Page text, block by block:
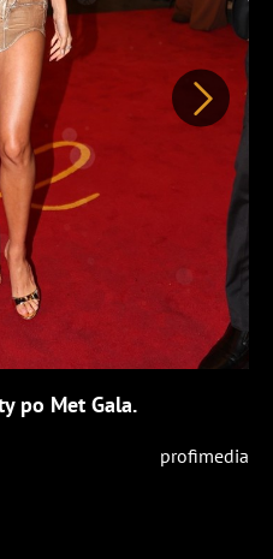
Další
po Met Gala.
profimedia